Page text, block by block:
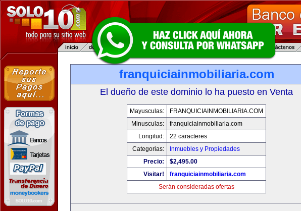
franquiciainmobiliaria.com
El dueño de este dominio lo ha puesto en Venta
Mayusculas:
FRANQUICIAINMOBILIARIA.COM
Minusculas:
franquiciainmobiliaria.com
Longitud:
22 caracteres
Categorias:
Inmuebles y Propiedades
Precio:
$2,495.00
Visitar!
franquiciainmobiliaria.com
Serán consideradas ofertas